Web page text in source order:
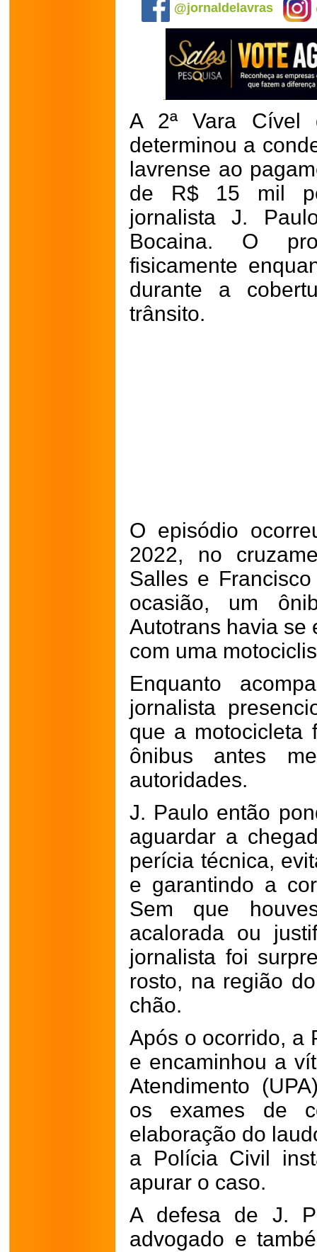
@jornaldelavras
A 2ª Vara Cível
determinou a
lavrense ao
de R$ 15 mil
jornalista J.
Bocaina. O
fisicamente
durante a
trânsito.
O episódio
2022, no
Salles e
ocasião, um
Autotrans havia se
com uma
Enquanto
jornalista
que a motocicleta
ônibus antes
autoridades.
J. Paulo então
aguardar a
perícia técnica,
e garantindo a
Sem que
acalorada ou
jornalista foi
rosto, na região
chão.
Após o ocorrido, a
e encaminhou a
Atendimento
os exames de
elaboração do
a Polícia Civil
apurar o caso.
A defesa de J.
advogado e